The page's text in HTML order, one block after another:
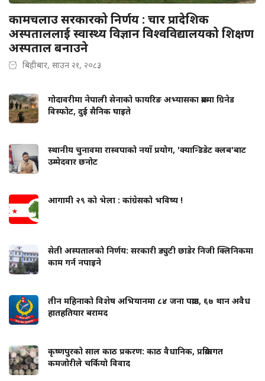
कामचलाउ सरकारको निर्णय : चार प्रादेशिक
अस्पताललाई स्वास्थ्य विज्ञान विश्वविद्यालयको शिक्षण
अस्पताल बनाउने
बिहीबार, साउन २१, २०८३
गोदावरीमा नेपाली सेनाको फायरिङ अभ्यासका क्रममा ग्रिनेड
विस्फोट, दुई सैनिक घाइते
स्थानीय चुनावमा रास्वपाको नयाँ प्रयोग, 'क्यान्डिडेट क्लब'बाट
उम्मेदवार छनोट
आगामी २९ को भेला : कांग्रेसको भविष्य !
सेती अस्पतालको निर्णय: सरकारी ड्युटी छाडेर निजी क्लिनिकमा
काम गर्न नपाइने
तीन महिनाको विशेष अभियानमा ८४ जना पक्राउ, ६७ थान अवैध
हातहतियार बरामद
कृष्णपुरको साल काठ प्रकरण: काठ वैधानिक, प्रक्रियागत
कमजोरीले चर्कियो विवाद